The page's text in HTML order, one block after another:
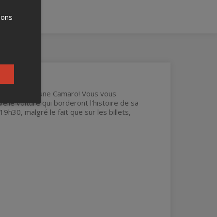
en 1967, une Camaro! Vous vous
voiture qui borderont l'histoire de sa
malgré le fait que sur les billets,